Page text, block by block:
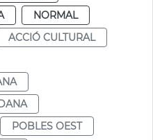
NORMAL
ACCIÓ CULTURAL
POBLES OEST